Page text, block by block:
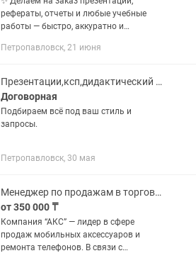
рефераты, отчеты и любые учебные
работы — быстро, аккуратно и
занимаемся автоматизацией
любые...
Петропавловск, 21 июня
Презентации,ксп,дидактический материал на заказ
Договорная
Подбираем всё под ваш стиль и
запросы.
Петропавловск, 30 мая
Менеджер по продажам в торговой компании
от 350 000 ₸
Компания “АКС” — лидер в сфере
продаж мобильных аксессуаров и
ремонта телефонов. В связи с